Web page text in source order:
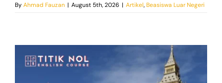
ByAhmad Fauzan | August 5th, 2026 | Artikel, Beasiswa Luar Negeri